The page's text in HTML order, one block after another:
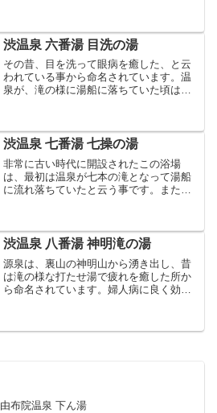
う。現地案内看板より最終入...
渋温泉 六番湯 目洗の湯
その昔、目を洗って眼病を癒した、と云
われている事から命名されています。温
泉が、滝の様に湯船に落ちていた頃は、
呼ばれています。現地案内看板より最終
入湯日：2010年5月1...
渋温泉 七番湯 七操の湯
非常に古い時代に開設されたこの浴場
は、最初は温泉が七本の滝となって湯船
に流れ落ちていたと云う事です。また、
案内看板より最終入湯日：2...
渋温泉 八番湯 神明滝の湯
源泉は、裏山の神明山から湧き出し、昔
は滝の様な打たせ湯で疲れを癒した所か
ら命名されています。婦人病に良く効
由布院温泉 下ん湯